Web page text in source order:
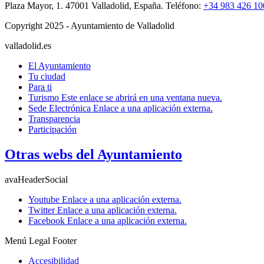
Plaza Mayor, 1. 47001 Valladolid, España. Teléfono: +34 983 426
Copyright 2025 - Ayuntamiento de Valladolid
valladolid.es
El Ayuntamiento
Tu ciudad
Para ti
Turismo Este enlace se abrirá en una ventana nueva.
Sede Electrónica Enlace a una aplicación externa.
Transparencia
Participación
Otras webs del Ayuntamiento
avaHeaderSocial
Youtube Enlace a una aplicación externa.
TwitterEnlace a una aplicación externa.
Facebook Enlace a una aplicación externa.
Menú Legal Footer
Accesibilidad